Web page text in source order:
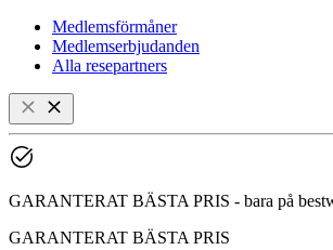
Medlemsförmåner
Medlemserbjudanden
Alla resepartners
GARANTERAT BÄSTA PRIS - bara på
GARANTERAT BÄSTA PRIS